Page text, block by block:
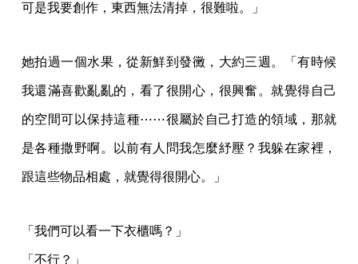
可是我要創作，東西無法清掉，很難啦。」
她拍過一個水果，從新鮮到發黴，大約三週。「有時候
我還滿喜歡亂亂的，看了很開心，很興奮。就覺得自己
的空間可以保持這種⋯⋯很屬於自己打造的領域，那就
是各種撒野啊。以前有人問我怎麼紓壓？我躲在家裡，
跟這些物品相處，就覺得很開心。」
「我們可以看一下衣櫃嗎？」
「不行？」